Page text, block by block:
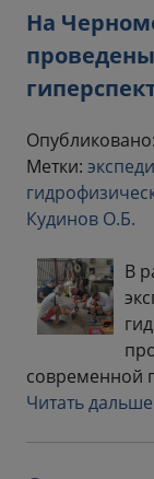
На
Метки:
Кудинов О.Б.
В
современной
Читать дальше